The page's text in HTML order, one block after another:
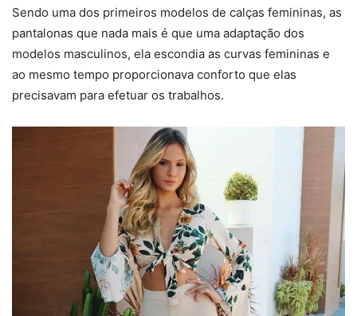
Sendo uma dos primeiros modelos de calças femininas, as
pantalonas que nada mais é que uma adaptação dos
modelos masculinos, ela escondia as curvas femininas e
ao mesmo tempo proporcionava conforto que elas
precisavam para efetuar os trabalhos.